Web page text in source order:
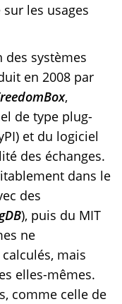
les usages
des systèmes
en 2008 par
,
de type plug-
et du logiciel
des échanges.
dans le
des
), puis du MIT
ne
mais
elles-mêmes.
comme celle de